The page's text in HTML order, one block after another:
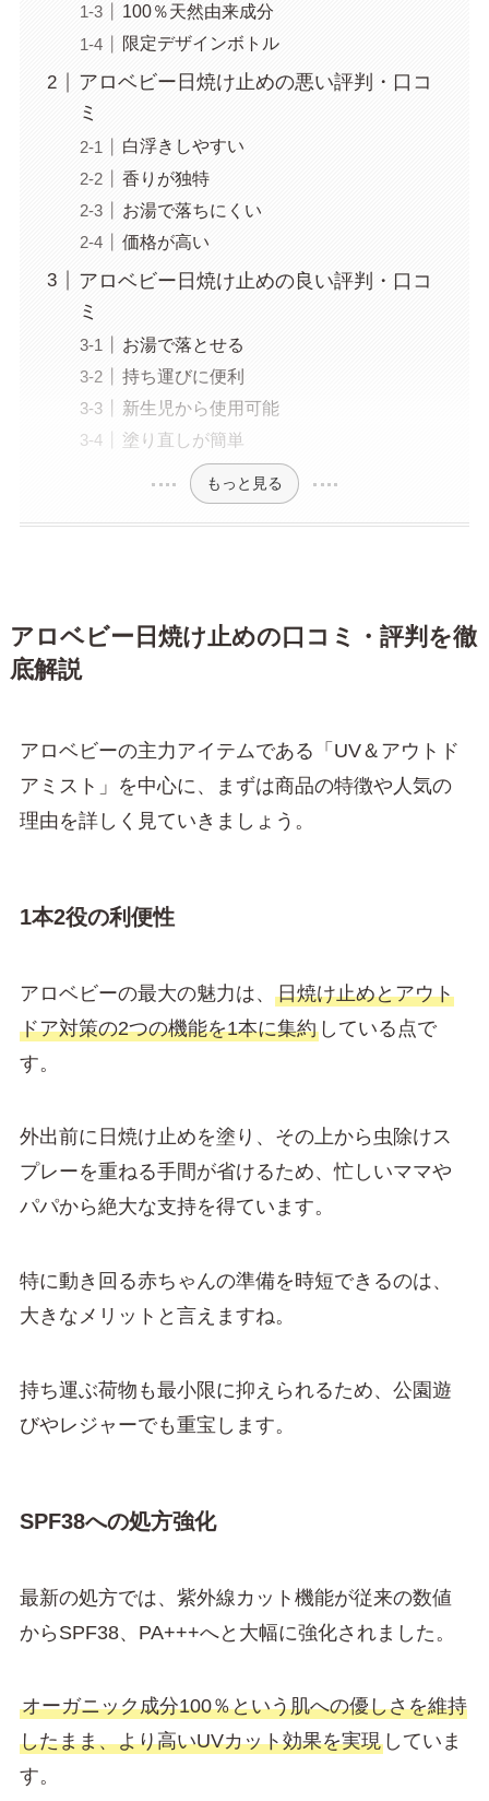
100％天然由来成分
限定デザインボトル
アロベビー日焼け止めの悪い評判・口コ
ミ
白浮きしやすい
香りが独特
お湯で落ちにくい
価格が高い
アロベビー日焼け止めの良い評判・口コ
ミ
お湯で落とせる
持ち運びに便利
新生児から使用可能
塗り直しが簡単
もっと見る
アロベビー日焼け止めの口コミ・評判を徹
底解説
アロベビーの主力アイテムである「UV＆アウトド
アミスト」を中心に、まずは商品の特徴や人気の
理由を詳しく見ていきましょう。
1本2役の利便性
アロベビーの最大の魅力は、 日焼け止めとアウト
ドア対策の2つの機能を1本に集約している点で
す。
外出前に日焼け止めを塗り、その上から虫除けス
プレーを重ねる手間が省けるため、忙しいママや
パパから絶大な支持を得ています。
特に動き回る赤ちゃんの準備を時短できるのは、
大きなメリットと言えますね。
持ち運ぶ荷物も最小限に抑えられるため、公園遊
びやレジャーでも重宝します。
SPF38への処方強化
最新の処方では、紫外線カット機能が従来の数値
からSPF38、PA+++へと大幅に強化されました。
オーガニック成分100％という肌への優しさを維持
したまま、より高いUVカット効果を実現していま
す。